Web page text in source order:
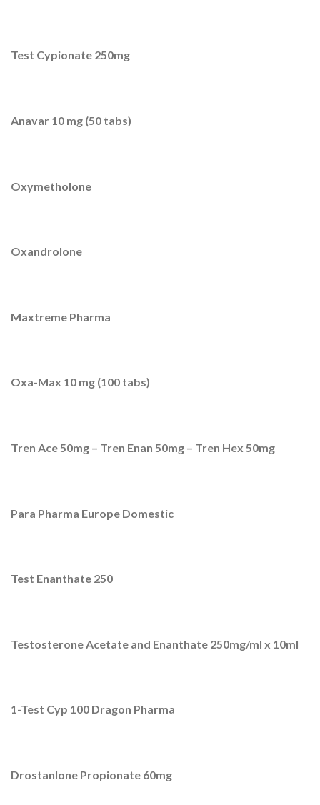
Test Cypionate 250mg
Anavar 10 mg (50 tabs)
Oxymetholone
Oxandrolone
Maxtreme Pharma
Oxa-Max 10 mg (100 tabs)
Tren Ace 50mg – Tren Enan 50mg – Tren Hex 50mg
Para Pharma Europe Domestic
Test Enanthate 250
Testosterone Acetate and Enanthate 250mg/ml x 10ml
1-Test Cyp 100 Dragon Pharma
Drostanlone Propionate 60mg